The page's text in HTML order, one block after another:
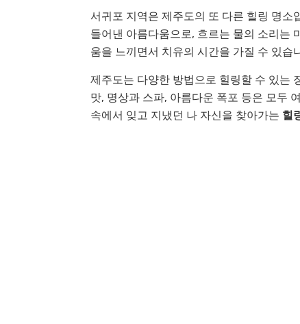
서귀포 지역은 제주도의 또 다른 힐링 명
들어낸 아름다움으로, 흐르는 물의 소리는
움을 느끼면서 치유의 시간을 가질 수 있습
제주도는 다양한 방법으로 힐링할 수 있는
맛, 명상과 스파, 아름다운 폭포 등은 모두
속에서 잊고 지냈던 나 자신을 찾아가는 힐